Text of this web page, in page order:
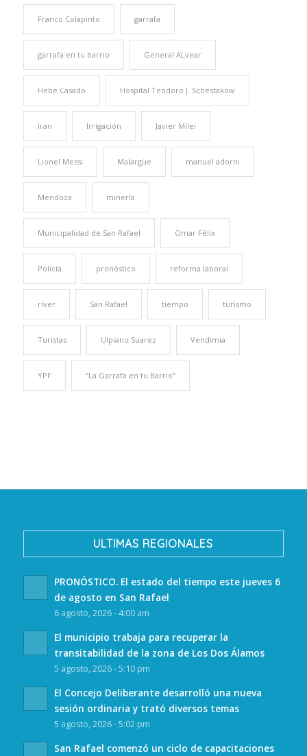
Franco Colapinto garrafa
garrafa en tu barrio General ALvear
Hebe Casado Hospital Teodoro J. Schestakow
Iran Irrigación Javier Milei
Lionel Messi Malargüe manuel adorni
Mendoza minería
Municipalidad de San Rafael Omar Félix
Policía pronóstico reforma laboral
river San Rafael tiempo turismo
Turistas Ulpiano Suarez Vendimia
YPF “La Garrafa en tu Barrio”
ULTIMAS REGIONALES
PRONÓSTICO. El estado del tiempo este jueves 6
de agosto en San Rafael
6 agosto, 2026 - 4:00 am
El municipio trabaja para recuperar la
transitabilidad de la zona de Los Dos Álamos
5 agosto, 2026 - 5:10 pm
El Concejo Deliberante desarrolló una nueva
sesión ordinaria y trató diversos temas
5 agosto, 2026 - 5:02 pm
San Rafael comenzó un ciclo de capacitaciones